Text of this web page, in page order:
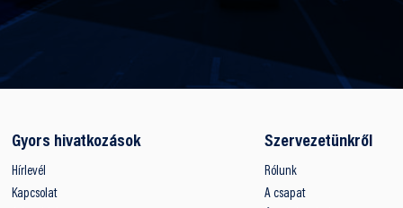
Gyors hivatkozások
Hírlevél
Kapcsolat
Szervezetünkről
Rólunk
A csapat